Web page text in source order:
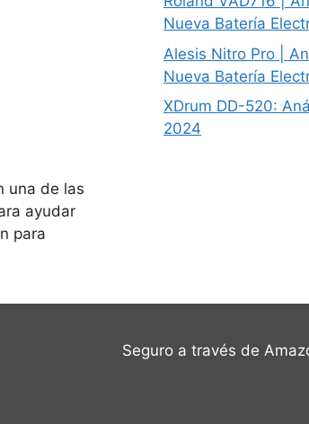
una de las
ayudar
para
Nueva Batería
Alesis Nitro Pro |
Nueva Batería
XDrum DD-520:
2024
Seguro a través de